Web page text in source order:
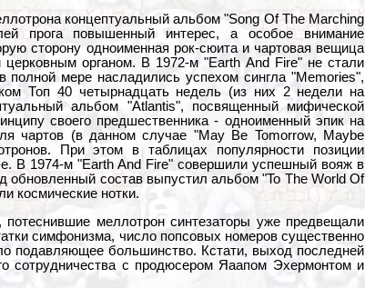
концептуальный альбом "Song Of The Marching
прога повышенный интерес, а особое внимание
сторону одноименная рок-сюита и чартовая вещица
органом. В 1972-м "Earth And Fire" не стали
полной мере насладились успехом сингла "Memories",
Топ 40 четырнадцать недель (из них 2 недели на
альбом "Atlantis", посвященный мифической
своего предшественника - одноименный эпик на
чартов (в данном случае "May Be Tomorrow, Maybe
При этом в таблицах популярности позиции
В 1974-м "Earth And Fire" совершили успешный вояж в
состав выпустил альбом "To The World Of
космические нотки.
потеснившие меллотрон синтезаторы уже предвещали
симфонизма, число попсовых номеров существенно
подавляющее большинство. Кстати, выход последней
сотрудничества с продюсером Яаапом Эхермонтом и